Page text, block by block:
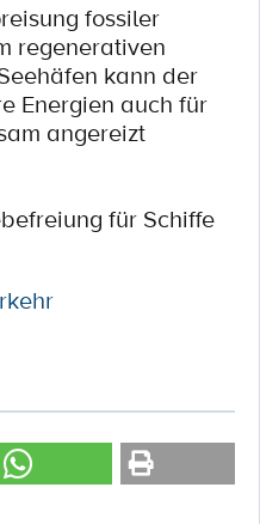
fossiler
regenerativen
kann der
Energien auch für
angereizt
für Schiffe